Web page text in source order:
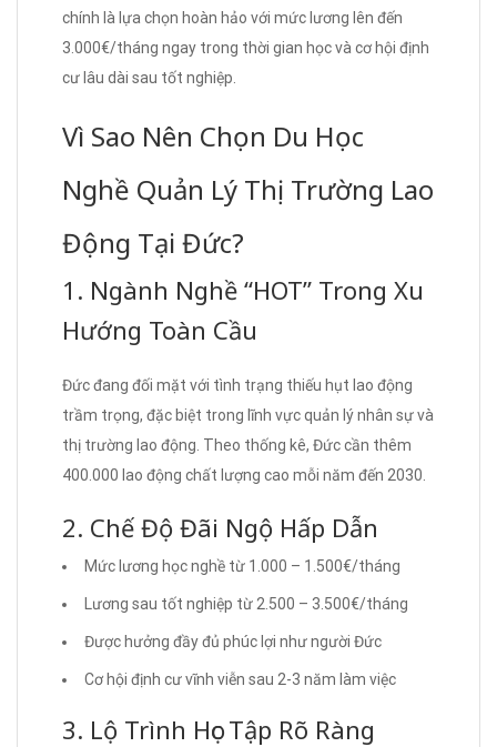
chính là lựa chọn hoàn hảo với mức lương lên đến
3.000€/tháng ngay trong thời gian học và cơ hội định
cư lâu dài sau tốt nghiệp.
Vì Sao Nên Chọn Du Học
Nghề Quản Lý Thị Trường Lao
Động Tại Đức?
1. Ngành Nghề “HOT” Trong Xu
Hướng Toàn Cầu
Đức đang đối mặt với tình trạng thiếu hụt lao động
trầm trọng, đặc biệt trong lĩnh vực quản lý nhân sự và
thị trường lao động. Theo thống kê, Đức cần thêm
400.000 lao động chất lượng cao mỗi năm đến 2030.
2. Chế Độ Đãi Ngộ Hấp Dẫn
Mức lương học nghề từ 1.000 – 1.500€/tháng
Lương sau tốt nghiệp từ 2.500 – 3.500€/tháng
Được hưởng đầy đủ phúc lợi như người Đức
Cơ hội định cư vĩnh viễn sau 2-3 năm làm việc
3. Lộ Trình Học Tập Rõ Ràng